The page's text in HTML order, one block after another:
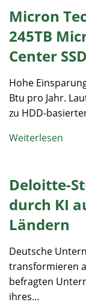
Micron
245TB
Center SSD
Hohe
Btu pro Jahr.
zu HDD-
Weiterlesen
Deloitte-
durch KI
Ländern
Deutsche
transformieren
befragten
ihres...